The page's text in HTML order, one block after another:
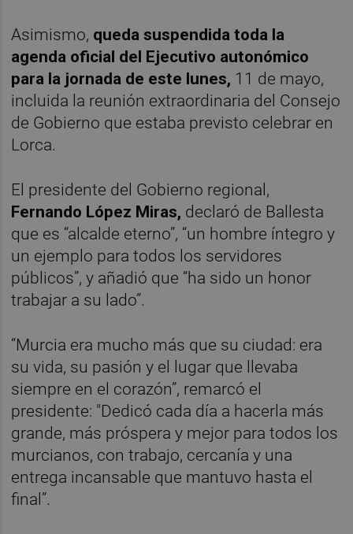
Asimismo, queda suspendida toda la
agenda oficial del Ejecutivo autonómico
para la jornada de este lunes, 11 de mayo,
incluida la reunión extraordinaria del Consejo
de Gobierno que estaba previsto celebrar en
Lorca.
El presidente del Gobierno regional,
Fernando López Miras, declaró de Ballesta
que es “alcalde eterno”, “un hombre íntegro y
un ejemplo para todos los servidores
públicos”, y añadió que “ha sido un honor
trabajar a su lado”.
“Murcia era mucho más que su ciudad: era
su vida, su pasión y el lugar que llevaba
siempre en el corazón”, remarcó el
presidente: "Dedicó cada día a hacerla más
grande, más próspera y mejor para todos los
murcianos, con trabajo, cercanía y una
entrega incansable que mantuvo hasta el
final”.